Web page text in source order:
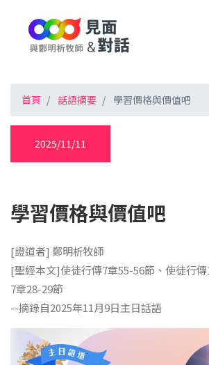
首頁 話語摘要 學習價格與價值吧
2025/11/11
學習價格與價值吧
[證道者] 鄭明析牧師
[聖經本文]使徒行傳7章55-56節、使徒行
7章28-29節
--摘錄自2025年11月9日主日話語